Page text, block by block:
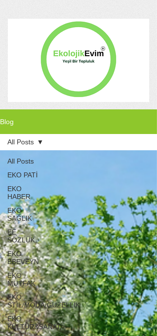
Blog
All Posts
EKO PATİ
EKO
HABER
EKO
SAĞLIK
EE
SÖZLÜK
EKO
EBEVEYN
EKO
MUTFAK
EKO
STİL/MODA/GÜZELLİK
EKO
KÜLTÜR&SANAT
All Posts